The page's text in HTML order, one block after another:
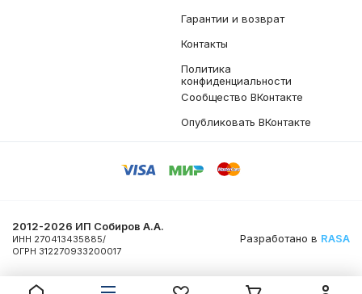
Гарантии и возврат
Контакты
Политика
конфиденциальности
Сообщество ВКонтакте
Опубликовать ВКонтакте
2012-2026 ИП Собиров А.А.
ИНН 270413435885/
ОГРН 312270933200017
Разработано в RASA